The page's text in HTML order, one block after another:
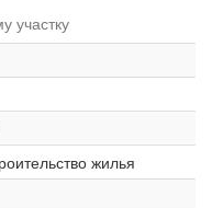
участку
жилья